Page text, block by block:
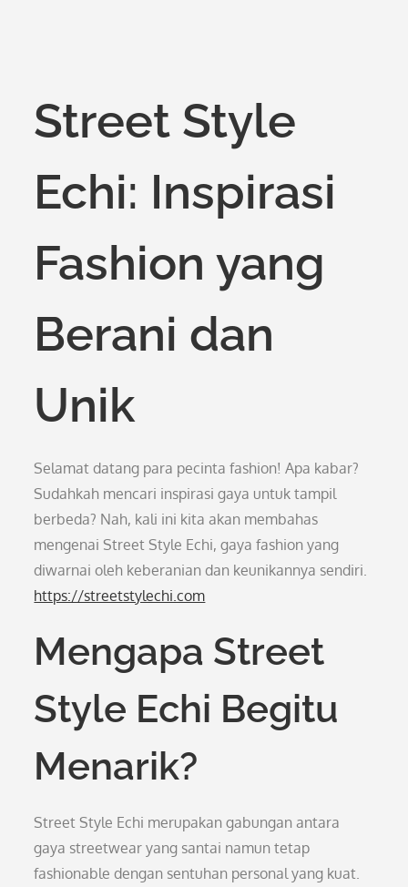
Street Style
Echi: Inspirasi
Fashion yang
Berani dan
Unik
Selamat datang para pecinta fashion! Apa kabar?
Sudahkah mencari inspirasi gaya untuk tampil
berbeda? Nah, kali ini kita akan membahas
mengenai Street Style Echi, gaya fashion yang
diwarnai oleh keberanian dan keunikannya sendiri.
https://streetstylechi.com
Mengapa Street
Style Echi Begitu
Menarik?
Street Style Echi merupakan gabungan antara
gaya streetwear yang santai namun tetap
fashionable dengan sentuhan personal yang kuat.